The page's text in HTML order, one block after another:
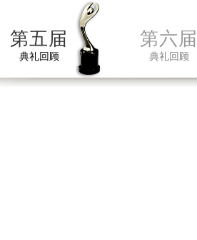
第五届
典礼回顾
第六
典礼回顾